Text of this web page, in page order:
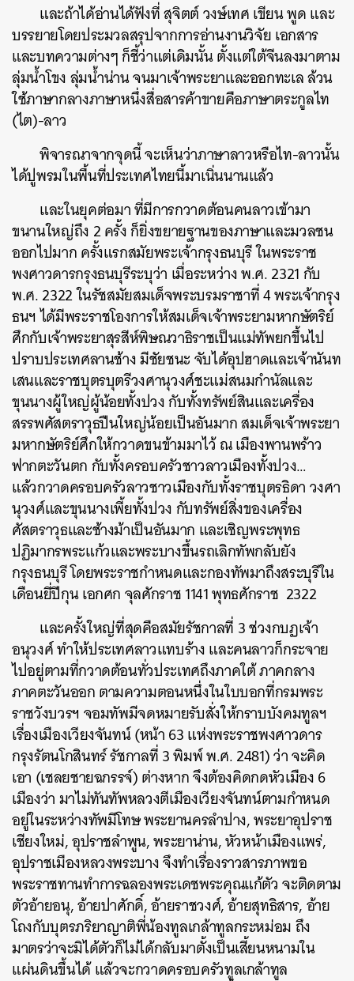
และถ้าได้อ่านได้ฟังที่ สุจิตต์ วงษ์เทศ เขียน พูด และ
บรรยายโดยประมวลสรุปจากการอ่านงานวิจัย เอกสาร
และบทความต่างๆ ก็ชี้ว่าแต่เดิมนั้น ตั้งแต่ใต้จีนลงมาตาม
ลุ่มน้ำโขง ลุ่มน้ำน่าน จนมาเจ้าพระยาและออกทะเล ล้วน
ใช้ภาษากลางภาษาหนึ่งสื่อสารค้าขายคือภาษาตระกูลไท
(ไต)-ลาว
พิจารณาจากจุดนี้ จะเห็นว่าภาษาลาวหรือไท-ลาวนั้น
ได้ปูพรมในพื้นที่ประเทศไทยนี้มาเนิ่นนานแล้ว
และในยุคต่อมา ที่มีการกวาดต้อนคนลาวเข้ามา
ขนานใหญ่ถึง 2 ครั้ง ก็ยิ่งขยายฐานของภาษาและมวลชน
ออกไปมาก ครั้งแรกสมัยพระเจ้ากรุงธนบุรี ในพระราช
พงศาวดารกรุงธนบุรีระบุว่า เมื่อระหว่าง พ.ศ. 2321 กับ
พ.ศ. 2322 ในรัชสมัยสมเด็จพระบรมราชาที่ 4 พระเจ้ากรุง
ธนฯ ได้มีพระราชโองการให้สมเด็จเจ้าพระยามหากษัตริย์
ศึกกับเจ้าพระยาสุรสีห์พิษณวาธิราชเป็นแม่ทัพยกขึ้นไป
ปราบประเทศลานช้าง มีชัยชนะ จับได้อุปฮาดและเจ้านันท
เสนและราชบุตรบุตรีวงศานุวงศ์ชะแม่สนมกำนัลและ
ขุนนางผู้ใหญ่ผู้น้อยทั้งปวง กับทั้งทรัพย์สินและเครื่อง
สรรพศัสตราวุธปืนใหญ่น้อยเป็นอันมาก สมเด็จเจ้าพระยา
มหากษัตริย์ศึกให้กวาดขนข้ามมาไว้ ณ เมืองพานพร้าว
ฟากตะวันตก กับทั้งครอบครัวชาวลาวเมืองทั้งปวง…
แล้วกวาดครอบครัวลาวชาวเมืองกับทั้งราชบุตรธิดา วงศา
นุวงศ์และขุนนางเพี้ยทั้งปวง กับทรัพย์สิ่งของเครื่อง
ศัสตราวุธและช้างม้าเป็นอันมาก และเชิญพระพุทธ
ปฏิมากรพระแก้วและพระบางขึ้นรถเลิกทัพกลับยัง
กรุงธนบุรี โดยพระราชกำหนดและกองทัพมาถึงสระบุรีใน
เดือนยี่ปีกุน เอกศก จุลศักราช 1141 พุทธศักราช 2322
และครั้งใหญ่ที่สุดคือสมัยรัชกาลที่ 3 ช่วงกบฏเจ้า
อนุวงศ์ ทำให้ประเทศลาวแทบร้าง และคนลาวก็กระจาย
ไปอยู่ตามที่กวาดต้อนทั่วประเทศถึงภาคใต้ ภาคกลาง
ภาคตะวันออก ตามความตอนหนึ่งในใบบอกที่กรมพระ
ราชวังบวรฯ จอมทัพมีจดหมายรับสั่งให้กราบบังคมทูลฯ
เรื่องเมืองเวียงจันทน์ (หน้า 63 แห่งพระราชพงศาวดาร
กรุงรัตนโกสินทร์ รัชกาลที่ 3 พิมพ์ พ.ศ. 2481) ว่า จะคิด
เอา (เชลยชายฉกรรจ์) ต่างหาก จึงต้องคิดกดหัวเมือง 6
เมืองว่า มาไม่ทันทัพหลวงตีเมืองเวียงจันทน์ตามกำหนด
อยู่ในระหว่างทัพมีโทษ พระยานครลำปาง, พระยาอุปราช
เชียงใหม่, อุปราชลำพูน, พระยาน่าน, หัวหน้าเมืองแพร่,
อุปราชเมืองหลวงพระบาง จึงทำเรื่องราวสารภาพขอ
พระราชทานทำการฉลองพระเดชพระคุณแก้ตัว จะติดตาม
ตัวอ้ายอนุ, อ้ายปาศักดิ์, อ้ายราชวงศ์, อ้ายสุทธิสาร, อ้าย
โถงกับบุตรภริยาญาติพี่น้องทูลเกล้าทูลกระหม่อม ถึง
มาตรว่าจะมิได้ตัวก็ไม่ได้กลับมาตั้งเป็นเสี้ยนหนามใน
แผ่นดินขึ้นได้ แล้วจะกวาดครอบครัวทูลเกล้าทูล